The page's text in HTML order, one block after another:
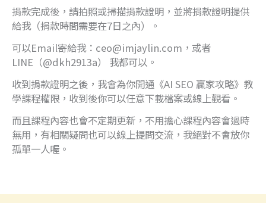
捐款完成後，請拍照或掃描捐款證明，並將捐款證明提供
給我（捐款時間需要在7日之內）。
可以Email寄給我：ceo@imjaylin.com，或者
LINE（@dkh2913a​） 我都可以。
收到捐款證明之後，我會為你開通《AI SEO 贏家攻略》教
學課程權限，收到後你可以任意下載檔案或線上觀看。
而且課程內容也會不定期更新，不用擔心課程內容會過時
無用，有相關疑問也可以線上提問交流，我絕對不會放你
孤單一人喔。